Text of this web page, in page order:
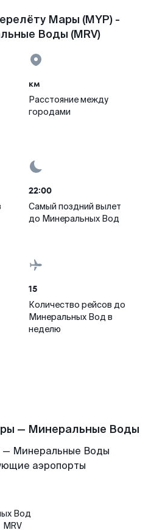
Мары (MYP) -
Воды (MRV)
км
Расстояние между
городами
22:00
Самый поздний вылет
до Минеральных Вод
15
Количество рейсов до
Минеральных Вод в
неделю
— Минеральные Воды
Минеральные Воды
аэропорты
Вод
MRV